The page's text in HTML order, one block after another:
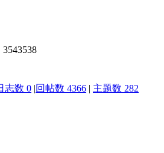
志数 0 |回帖数 4366 | 主题数 282